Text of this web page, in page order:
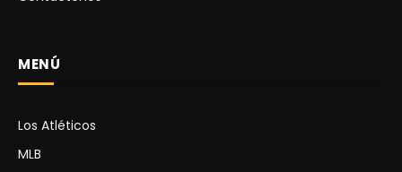
MENÚ
Los Atléticos
MLB